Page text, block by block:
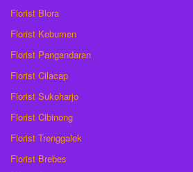
Florist Blora
Florist Kebumen
Florist Pangandaran
Florist Cilacap
Florist Sukoharjo
Florist Cibinong
Florist Trenggalek
Florist Brebes